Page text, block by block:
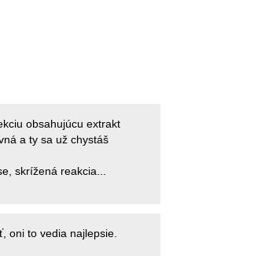
obsahujúcu extrakt
a ty sa už chystáš
skrížená reakcia...
oni to vedia najlepsie.